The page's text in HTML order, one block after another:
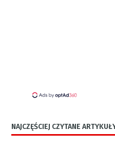
NAJCZĘŚCIEJ CZYTANE